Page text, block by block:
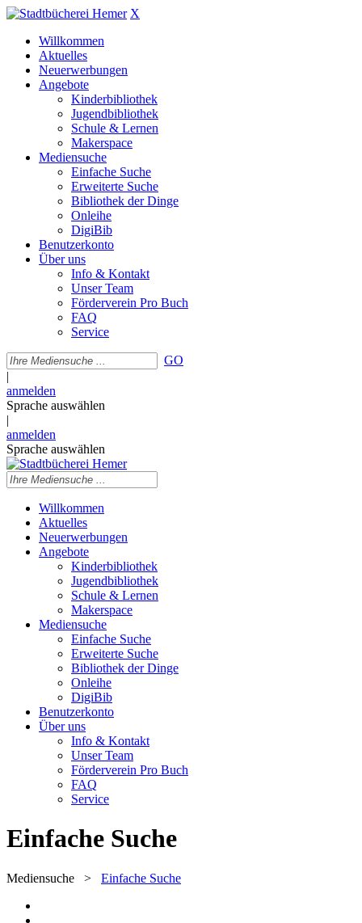
X
Willkommen
Aktuelles
Neuerwerbungen
Angebote
Kinderbibliothek
Jugendbibliothek
Schule & Lernen
Makerspace
Mediensuche
Einfache Suche
Erweiterte Suche
Bibliothek der Dinge
Onleihe
DigiBib
Benutzerkonto
Über uns
Info & Kontakt
Unser Team
Förderverein Pro Buch
FAQ
Service
GO
|
anmelden
Sprache auswählen
|
anmelden
Sprache auswählen
Willkommen
Aktuelles
Neuerwerbungen
Angebote
Kinderbibliothek
Jugendbibliothek
Schule & Lernen
Makerspace
Mediensuche
Einfache Suche
Erweiterte Suche
Bibliothek der Dinge
Onleihe
DigiBib
Benutzerkonto
Über uns
Info & Kontakt
Unser Team
Förderverein Pro Buch
FAQ
Service
Einfache Suche
Mediensuche > Einfache Suche